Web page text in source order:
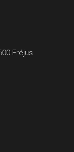
Fréjus